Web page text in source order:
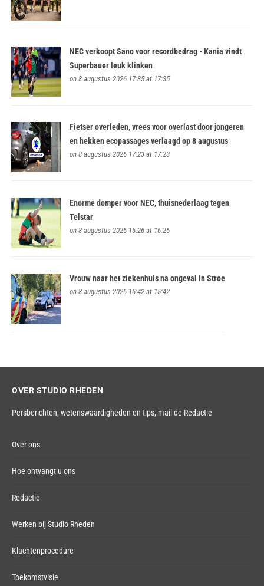
NEC verkoopt Sano voor recordbedrag • Kania vindt
Superbauer leuk klinken
on 8 augustus 2026 17:35 at 17:35
Fietser overleden, vrees voor overlast door jongeren
en hekken ecopassages verlaagd op 8 augustus
on 8 augustus 2026 17:23 at 17:23
Enorme domper voor NEC, thuisnederlaag tegen
Telstar
on 8 augustus 2026 16:26 at 16:26
Vrouw naar het ziekenhuis na ongeval in Stroe
on 8 augustus 2026 15:42 at 15:42
OVER STUDIO RHEDEN
Persberichten, wetenswaardigheden en tips, mail de Redactie
Over ons
Hoe ontvangt u ons
Redactie
Werken bij Studio Rheden
Klachtenprocedure
Toekomstvisie